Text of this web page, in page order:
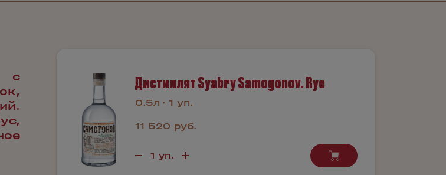
Дистиллят Syabry Samogonov. Rye
0.5л 1 уп.
11 520 руб.
с